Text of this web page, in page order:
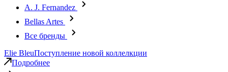
A. J. Fernandez
Bellas Artes
Все бренды
Elie BleuПоступление новой коллелкции
Подробнее